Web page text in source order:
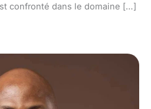
confronté dans le domaine […]